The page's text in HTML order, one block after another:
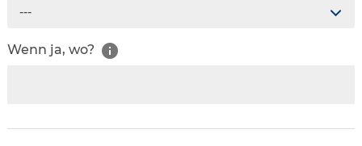
---
Wenn ja, wo?